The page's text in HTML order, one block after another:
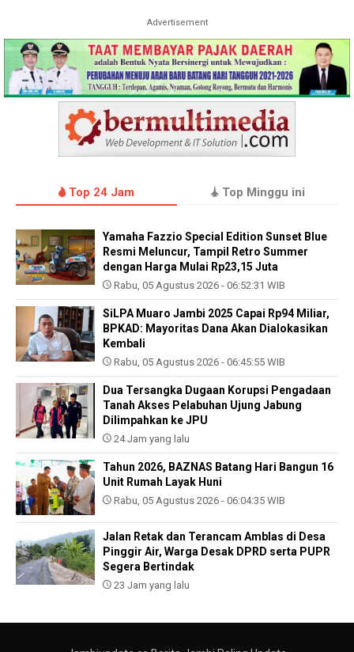
Advertisement
Top 24 Jam Top Minggu ini
Yamaha Fazzio Special Edition Sunset Blue
Resmi Meluncur, Tampil Retro Summer
dengan Harga Mulai Rp23,15 Juta
Rabu, 05 Agustus 2026 - 06:52:31 WIB
SiLPA Muaro Jambi 2025 Capai Rp94 Miliar,
BPKAD: Mayoritas Dana Akan Dialokasikan
Kembali
Rabu, 05 Agustus 2026 - 06:45:55 WIB
Dua Tersangka Dugaan Korupsi Pengadaan
Tanah Akses Pelabuhan Ujung Jabung
Dilimpahkan ke JPU
24 Jam yang lalu
Tahun 2026, BAZNAS Batang Hari Bangun 16
Unit Rumah Layak Huni
Rabu, 05 Agustus 2026 - 06:04:35 WIB
Jalan Retak dan Terancam Amblas di Desa
Pinggir Air, Warga Desak DPRD serta PUPR
Segera Bertindak
23 Jam yang lalu